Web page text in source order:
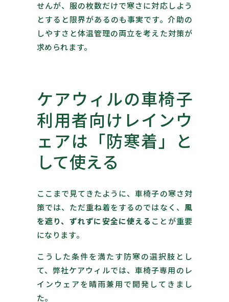
せんが、服の枚数だけで寒さに対応しよう
とすると限界があるのも事実です。介助の
しやすさと体温管理の両立を考えた対策が
求められます。
ケアウィルの車椅子
利用者向けレインウ
ェアは「防寒着」と
して使える
ここまで見てきたように、車椅子の寒さ対
策では、ただ重ね着をするのではなく、 風
を遮り、ずれずに安全に使える ことが重要
になります。
こうした条件を満たす防寒の選択肢とし
て、弊社ケアウィルでは、車椅子専用のレ
インウェアを晴雨兼用で開発してきまし
た。